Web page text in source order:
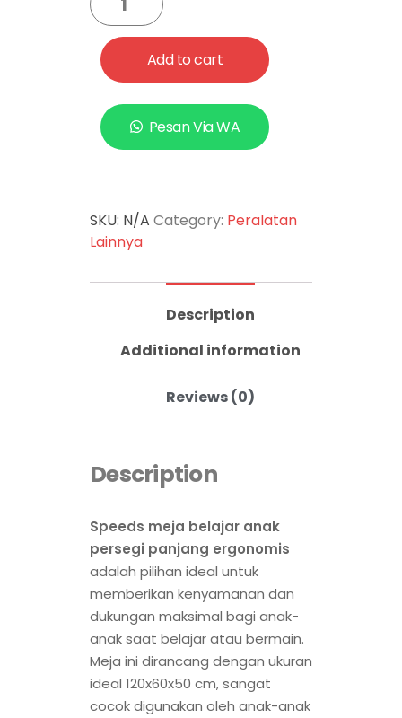
Add to cart
Pesan Via WA
SKU: N/A Category: Peralatan
Lainnya
Description
Additional information
Reviews (0)
Description
Speeds meja belajar anak
persegi panjang ergonomis
adalah pilihan ideal untuk
memberikan kenyamanan dan
dukungan maksimal bagi anak-
anak saat belajar atau bermain.
Meja ini dirancang dengan ukuran
ideal 120x60x50 cm, sangat
cocok digunakan oleh anak-anak